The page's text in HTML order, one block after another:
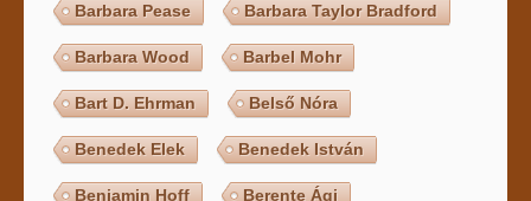
Barbara Pease Barbara Taylor Bradford
Barbara Wood Barbel Mohr
Bart D. Ehrman Belső Nóra
Benedek Elek Benedek István
Benjamin Hoff Berente Ági